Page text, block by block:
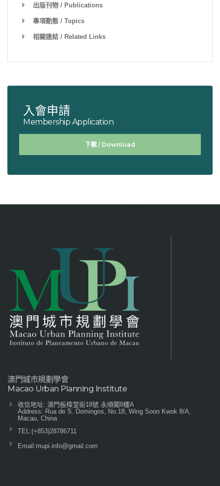
出版刊物 / Publications
專項動態 / Topics
相關連結 / Related Links
入會申請
Membership Application
下載 / Download
澳門城市規劃學會
Macao Urban Planning Institute
收信地址: 澳門板樟堂街18號 永順閣8樓A
Address: Rua de S. Domingos, No.18, Wing Soon Kwok 8/A,
Macau, China
TEL:(+853)28786711
Email:mupi.info@gmail.com